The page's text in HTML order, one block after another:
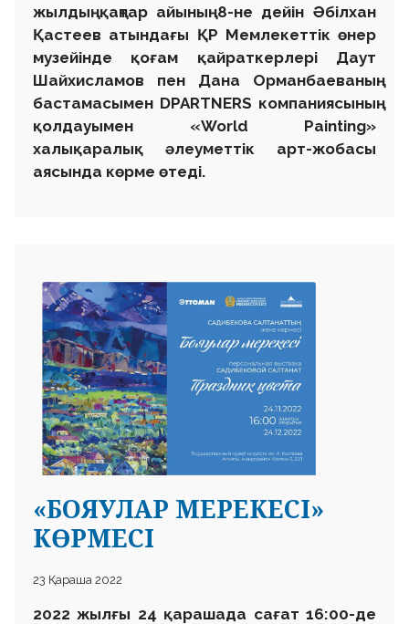
жылдың қаңтар айының 8-не дейін Әбілхан
Қастеев атындағы ҚР Мемлекеттік өнер
музейінде қоғам қайраткерлері Даут
Шайхисламов пен Дана Орманбаеваның
бастамасымен DPARTNERS компаниясының
қолдауымен «World Painting»
халықаралық әлеуметтік арт-жобасы
аясында көрме өтеді.
«БОЯУЛАР МЕРЕКЕСІ»
КӨРМЕСІ
23 Қараша 2022
2022 жылғы 24 қарашада сағат 16:00-де